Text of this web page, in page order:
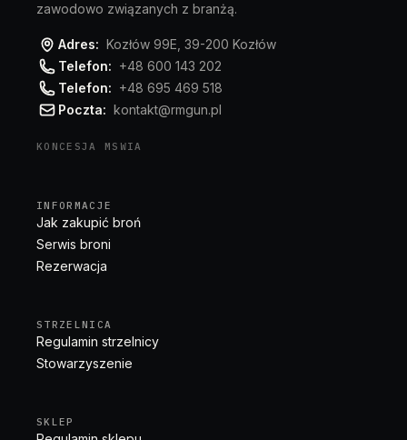
zawodowo związanych z branżą.
Adres: Kozłów 99E, 39-200 Kozłów
Telefon: +48 600 143 202
Telefon: +48 695 469 518
Poczta: kontakt@rmgun.pl
KONCESJA MSWIA
INFORMACJE
Jak zakupić broń
Serwis broni
Rezerwacja
STRZELNICA
Regulamin strzelnicy
Stowarzyszenie
SKLEP